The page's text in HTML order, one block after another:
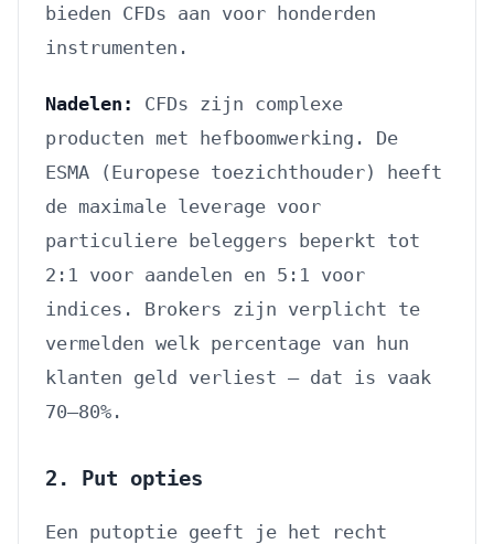
bieden CFDs aan voor honderden
instrumenten.
Nadelen:
CFDs zijn complexe
producten met hefboomwerking. De
ESMA (Europese toezichthouder) heeft
de maximale leverage voor
particuliere beleggers beperkt tot
2:1 voor aandelen en 5:1 voor
indices. Brokers zijn verplicht te
vermelden welk percentage van hun
klanten geld verliest — dat is vaak
70–80%.
2. Put opties
Een putoptie geeft je het recht